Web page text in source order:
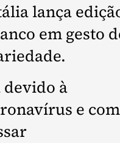
lança
em gesto
devido à
e